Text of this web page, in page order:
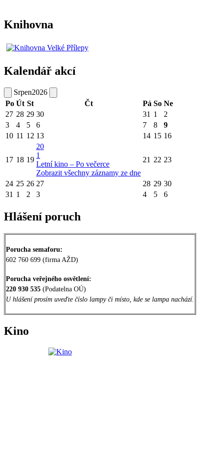
Knihovna
Kalendář akcí
Srpen2026
Po Út St Čt Pá So Ne
27 28 29 30 31 1
2
3
4 5 6 7 8
9
10 11 12 13 14 15 16
17 18 19
20
1
Letní kino – Po večerce
Zobrazit všechny záznamy ze dne
21 22 23
24 25 26 27 28 29 30
31 1 2 3 4 5 6
Hlášení poruch
Porucha semaforu:
602 760 699 (firma AŽD)
Porucha veřejného osvětlení:
220 930 535 (Podatelna OÚ)
U hlášení prosím uveďte číslo lampy či místo, kde se lampa nachází.
Kino